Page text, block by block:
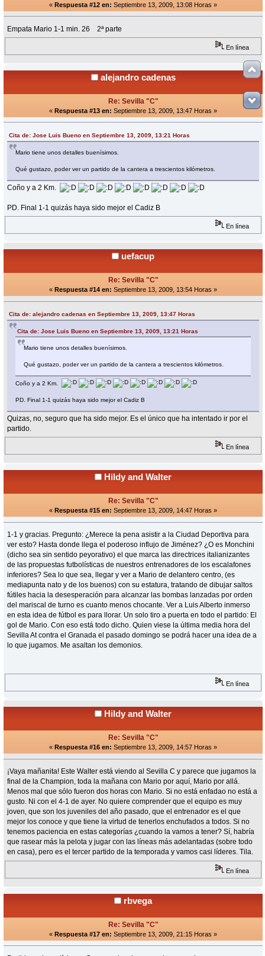
« Respuesta #12 en: Septiembre 13, 2009, 13:08 Horas »
Empata Mario 1-1 min. 26 2ª parte
En línea
alejandro cadenas
Re: Sevilla "C"
« Respuesta #13 en: Septiembre 13, 2009, 13:47 Horas »
Cita de: Jose Luis Bueno en Septiembre 13, 2009, 13:21 Horas
Mario tiene unos detalles buenísimos.
Qué gustazo, poder ver un partido de la cantera a trescientos kilómetros.
Coño y a 2 Km.
PD. Final 1-1 quizás haya sido mejor el Cadiz B
En línea
uefacup
Re: Sevilla "C"
« Respuesta #14 en: Septiembre 13, 2009, 13:54 Horas »
Cita de: alejandro cadenas en Septiembre 13, 2009, 13:47 Horas
Cita de: Jose Luis Bueno en Septiembre 13, 2009, 13:21 Horas
Mario tiene unos detalles buenísimos.
Qué gustazo, poder ver un partido de la cantera a trescientos kilómetros.
Coño y a 2 Km.
PD. Final 1-1 quizás haya sido mejor el Cadiz B
Quizas, no, seguro que ha sido mejor. Es el único que ha intentado ir por el
partido.
En línea
Hildy and Walter
Re: Sevilla "C"
« Respuesta #15 en: Septiembre 13, 2009, 14:47 Horas »
1-1 y gracias. Pregunto: ¿Merece la pena asistir a la Ciudad Deportiva para
ver esto? Hasta donde llega el poderoso influjo de Jiménez? ¿O es Monchini
(dicho sea sin sentido peyorativo) el que marca las directrices italianizantes
de las propuestas futbolísticas de nuestros entrenadores de los escalafones
inferiores? Sea lo que sea, llegar y ver a Mario de delantero centro, (es
mediapunta nato y de los buenos) con su estatura, tratando de dibujar saltos
fútiles hacia la desesperación para alcanzar las bombas lanzadas por orden
del mariscal de turno es cuanto menos chocante. Ver a Luis Alberto inmerso
en esta idea de fútbol es para llorar. Un solo tiro a puerta en todo el partido: El
gol de Mario. Con eso está todo dicho. Quien viese la última media hora del
Sevilla At contra el Granada el pasado domingo se podrá hacer una idea de a
lo que jugamos. Me asaltan los demonios.
En línea
Hildy and Walter
Re: Sevilla "C"
« Respuesta #16 en: Septiembre 13, 2009, 14:57 Horas »
¡Vaya mañanita! Este Walter está viendo al Sevilla C y parece que jugamos la
final de la Champion, toda la mañana con Mario por aquí, Mario por allá.
Menos mal que sólo fueron dos horas con Mario. Si no está enfadao no está a
gusto. Ni con el 4-1 de ayer. No quiere comprender que el equipo es muy
joven, que son los juveniles del año pasado, que el entrenador es el que
mejor los conoce y que tiene la virtud de tenerlos enchufados a todos. Si no
tenemos paciencia en estas categorías ¿cuando la vamos a tener? Sí, habría
que rasear más la pelota y jugar con las líneas más adelantadas (sobre todo
en casa), pero es el tercer partido de la temporada y vamos casi líderes. Tila.
En línea
rbvega
Re: Sevilla "C"
« Respuesta #17 en: Septiembre 13, 2009, 21:15 Horas »